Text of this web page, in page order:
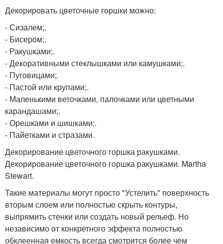
Декорировать цветочные горшки можно:
- Сизалем;.
- Бисером;.
- Ракушками;.
- Декоративными стеклышками или камушками;.
- Пуговицами;.
- Пастой или крупами;.
- Маленькими веточками, палочками или цветными
карандашами;.
- Орешками и шишками;.
- Пайетками и стразами.
Декорирование цветочного горшка ракушками.
Декорирование цветочного горшка ракушками. Martha
Stewart.
Такие материалы могут просто "Устелить" поверхность
вторым слоем или полностью скрыть контуры,
выпрямить стенки или создать новый рельеф. Но
независимо от конкретного эффекта полностью
обклеенная емкость всегда смотрится более чем